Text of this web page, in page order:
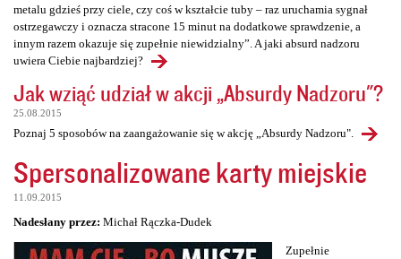
metalu gdzieś przy ciele, czy coś w kształcie tuby – raz uruchamia sygnał
ostrzegawczy i oznacza stracone 15 minut na dodatkowe sprawdzenie, a
innym razem okazuje się zupełnie niewidzialny”. A jaki absurd nadzoru
uwiera Ciebie najbardziej?
Jak wziąć udział w akcji „Absurdy Nadzoru"?
25.08.2015
Poznaj 5 sposobów na zaangażowanie się w akcję „Absurdy Nadzoru".
Spersonalizowane karty miejskie
11.09.2015
Nadesłany przez: Michał Rączka-Dudek
Zupełnie